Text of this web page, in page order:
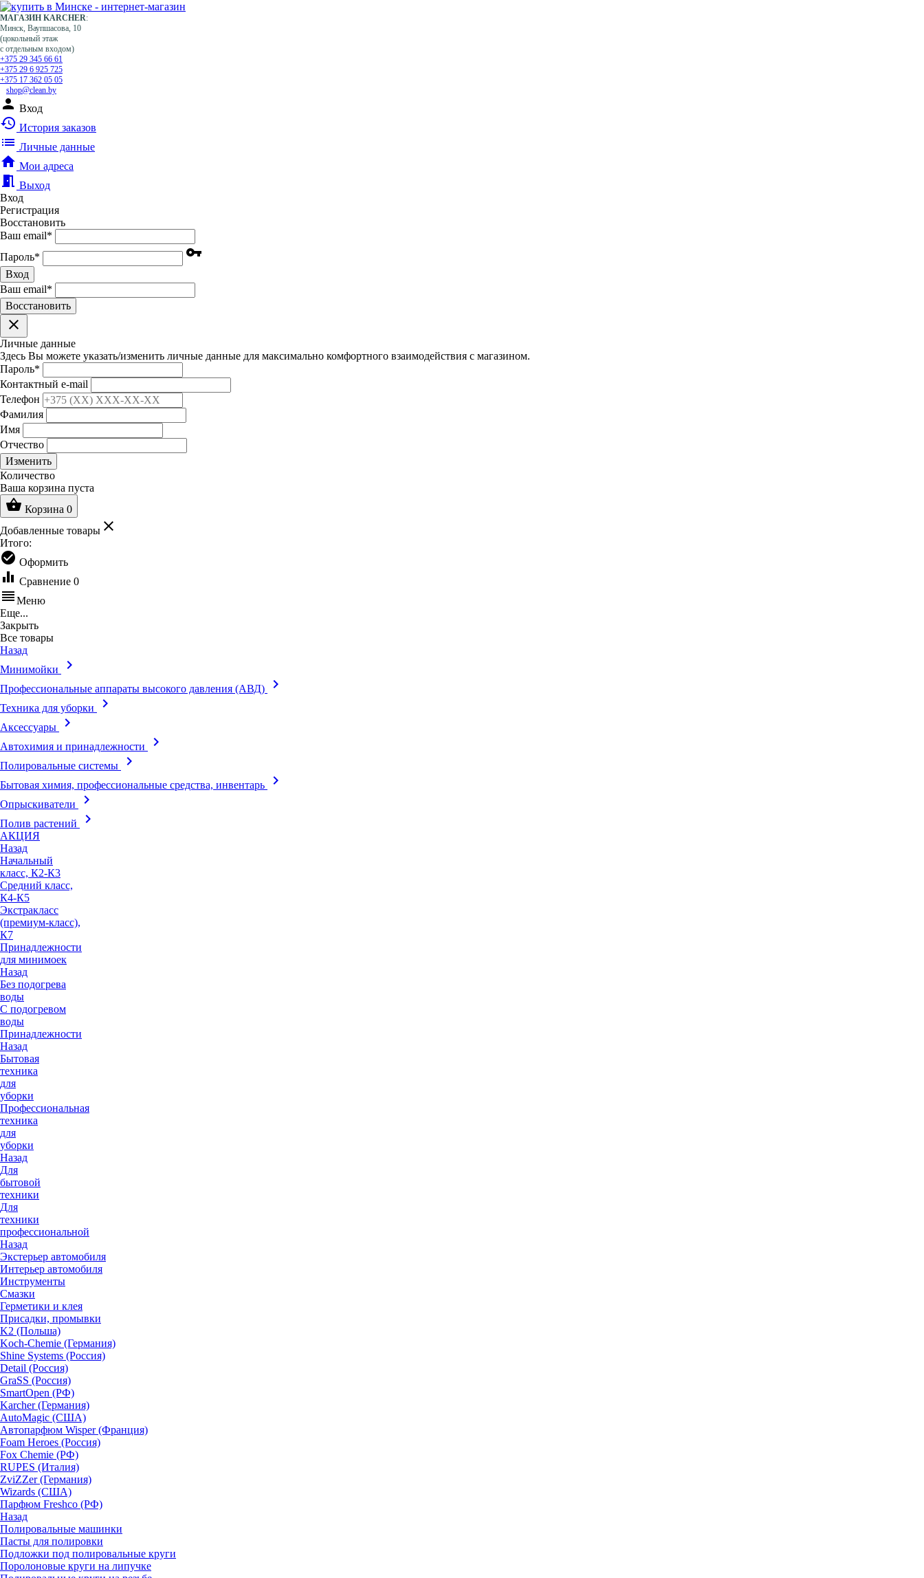
МАГАЗИН KARCHER:
Минск, Ваупшасова, 10
(цокольный этаж
с отдельным входом)
+375 29 345 66 61
+375 29 6 925 725
+375 17 362 05 05
shop@clean.by
person Вход
history История заказов
list Личные данные
home Мои адреса
meeting_room Выход
Вход
Регистрация
Восстановить
Ваш email*
Пароль* vpn_key
Вход
Ваш email*
Воcстановить
clear
Личные данные
Здесь Вы можете указать/изменить личные данные для максимально комфортного взаимодействия с магазином.
Пароль*
Контактный e-mail
Телефон
Фамилия
Имя
Отчество
Изменить
Количество
Ваша корзина пуста
shopping_basket Корзина 0
Добавленные товары clear
Итого:
check_circle Оформить
equalizer Сравнение 0
reorderМеню
Еще...
Закрыть
Все товары
Назад
Минимойки
keyboard_arrow_right
Профессиональные аппараты высокого давления (АВД) keyboard_arrow_right
Техника для уборки keyboard_arrow_right
Аксессуары keyboard_arrow_right
Автохимия и принадлежности keyboard_arrow_right
Полировальные системы keyboard_arrow_right
Бытовая химия, профессиональные средства, инвентарь keyboard_arrow_right
Опрыскиватели keyboard_arrow_right
Полив растений keyboard_arrow_right
АКЦИЯ
Назад
Начальный
класс, К2-К3
Средний класс,
К4-К5
Экстракласс
(премиум-класс),
К7
Принадлежности
для минимоек
Назад
Без подогрева
воды
С подогревом
воды
Принадлежности
Назад
Бытовая
техника
для
уборки
Профессиональная
техника
для
уборки
Назад
Для
бытовой
техники
Для
техники
профессиональной
Назад
Экстерьер автомобиля
Интерьер автомобиля
Инструменты
Смазки
Герметики и клея
Присадки, промывки
K2 (Польша)
Koch-Chemie (Германия)
Shine Systems (Россия)
Detail (Россия)
GraSS (Россия)
SmartOpen (РФ)
Karcher (Германия)
AutoMagic (США)
Автопарфюм Wisper (Франция)
Foam Heroes (Россия)
Fox Chemie (РФ)
RUPES (Италия)
ZviZZer (Германия)
Wizards (США)
Парфюм Freshco (РФ)
Назад
Полировальные машинки
Пасты для полировки
Подложки под полировальные круги
Поролоновые круги на липучке